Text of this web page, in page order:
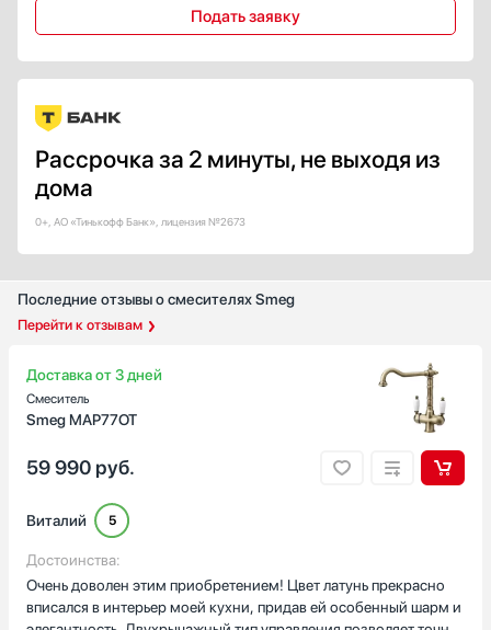
Подать заявку
Рассрочка за 2 минуты, не выходя из
дома
0+, АО «Тинькофф Банк», лицензия №2673
Последние отзывы о смесителях Smeg
Перейти к отзывам
Доставка от 3 дней
Смеситель
Smeg MAP77OT
59 990 руб.
Виталий 5
Достоинства:
Очень доволен этим приобретением! Цвет латунь прекрасно
вписался в интерьер моей кухни, придав ей особенный шарм и